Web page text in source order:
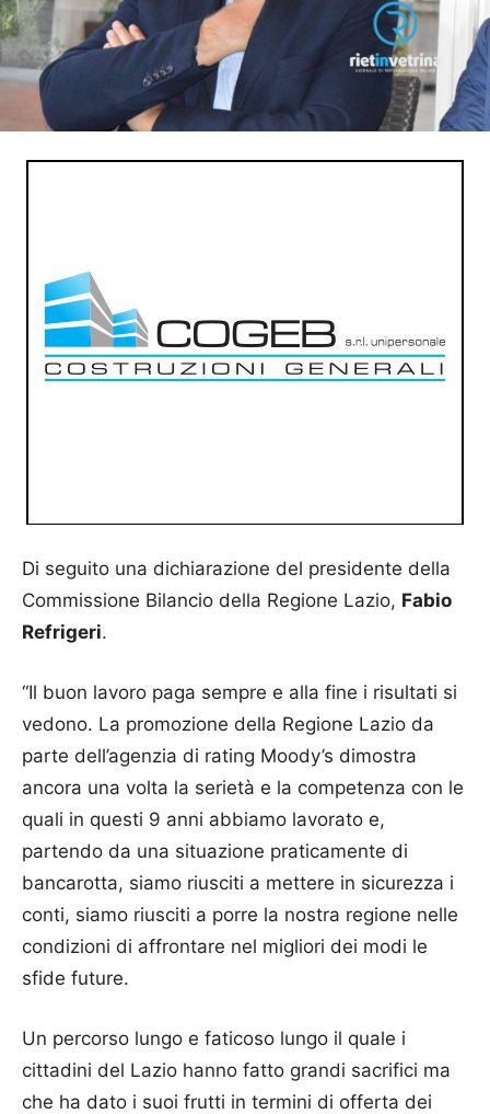
Di seguito una dichiarazione del presidente della
Commissione Bilancio della Regione Lazio, Fabio
Refrigeri.
“Il buon lavoro paga sempre e alla fine i risultati si
vedono. La promozione della Regione Lazio da
parte dell’agenzia di rating Moody’s dimostra
ancora una volta la serietà e la competenza con le
quali in questi 9 anni abbiamo lavorato e,
partendo da una situazione praticamente di
bancarotta, siamo riusciti a mettere in sicurezza i
conti, siamo riusciti a porre la nostra regione nelle
condizioni di affrontare nel migliori dei modi le
sfide future.
Un percorso lungo e faticoso lungo il quale i
cittadini del Lazio hanno fatto grandi sacrifici ma
che ha dato i suoi frutti in termini di offerta dei